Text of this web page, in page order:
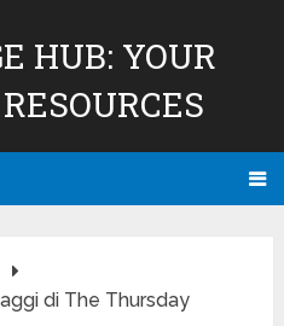
HUB: YOUR
di The Thursday